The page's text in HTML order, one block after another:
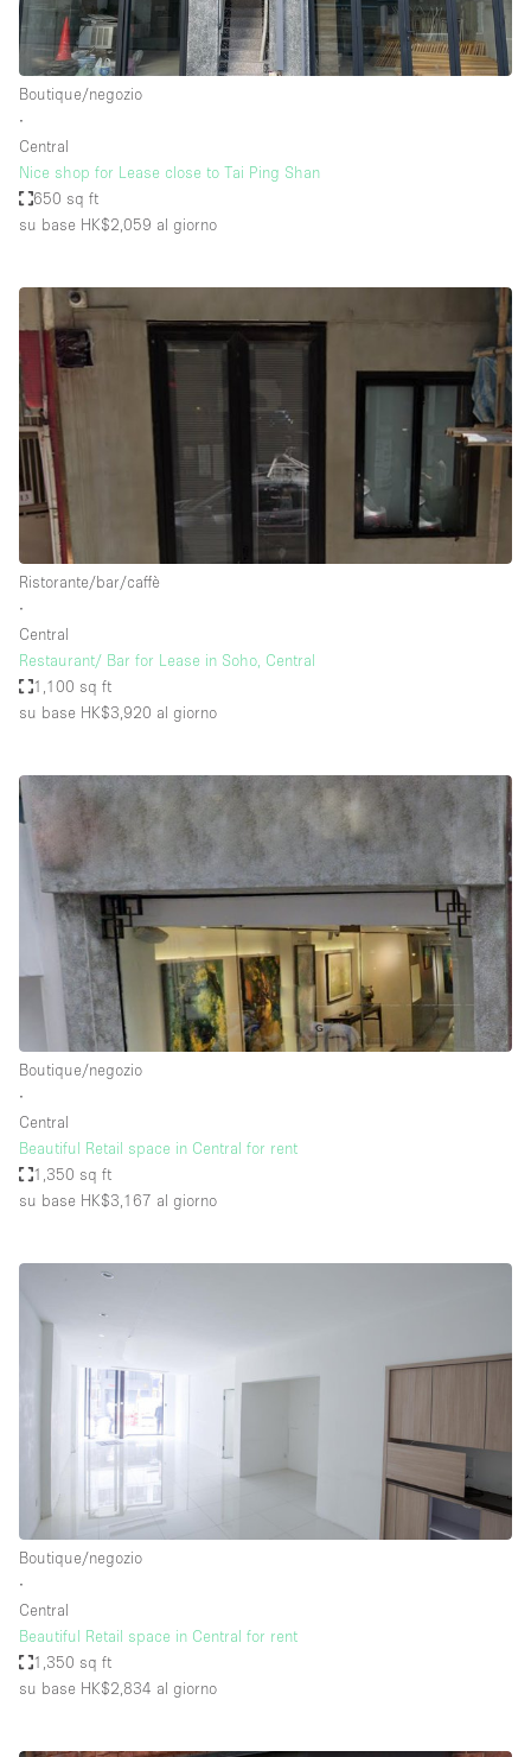
Boutique/negozio
∙
Central
Nice shop for Lease close to Tai Ping Shan
650 sq ft
su base HK$2,059 al giorno
Ristorante/bar/caffè
∙
Central
Restaurant/ Bar for Lease in Soho, Central
1,100 sq ft
su base HK$3,920 al giorno
Boutique/negozio
∙
Central
Beautiful Retail space in Central for rent
1,350 sq ft
su base HK$3,167 al giorno
Boutique/negozio
∙
Central
Beautiful Retail space in Central for rent
1,350 sq ft
su base HK$2,834 al giorno